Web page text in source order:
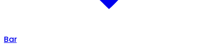
Bar